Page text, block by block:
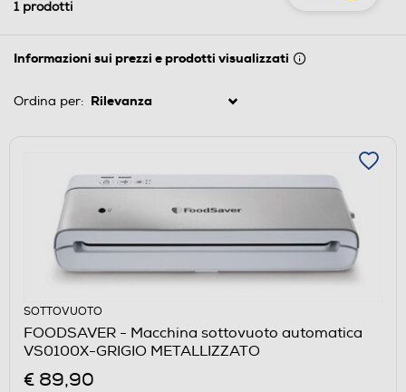
1prodotti
Informazioni sui prezzi e prodotti visualizzati
Ordina per:
SOTTOVUOTO
FOODSAVER - Macchina sottovuoto automatica
VS0100X-GRIGIO METALLIZZATO
€ 89,90